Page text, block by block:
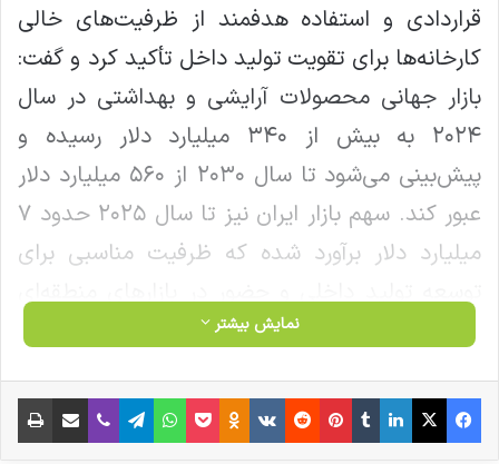
قراردادی و استفاده هدفمند از ظرفیت‌های خالی
کارخانه‌ها برای تقویت تولید داخل تأکید کرد و گفت:
بازار جهانی محصولات آرایشی و بهداشتی در سال
۲۰۲۴ به بیش از ۳۴۰ میلیارد دلار رسیده و
پیش‌بینی می‌شود تا سال ۲۰۳۰ از ۵۶۰ میلیارد دلار
عبور کند. سهم بازار ایران نیز تا سال ۲۰۲۵ حدود ۷
میلیارد دلار برآورد شده که ظرفیت مناسبی برای
توسعه تولید داخلی و حضور در بازارهای منطقه‌ای
است.
وی با اشاره به فعالیت بیش از یکهزار صنعت ـ
کارخانه در این حوزه اظهار کرد: بخش قابل توجهی از
نمایش بیشتر
فیس بوک X لینکدین ‫تامبلر ‫پین‌ترست ‫رددیت ‫VKontakte
‫Odnoklassniki پاکت واتس آپ تلگرام وایبر اشتراک گذاری از طریق ایمیل